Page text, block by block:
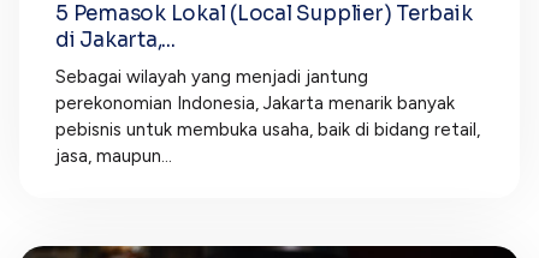
5 Pemasok Lokal (Local Supplier) Terbaik
di Jakarta,...
Sebagai wilayah yang menjadi jantung
perekonomian Indonesia, Jakarta menarik banyak
pebisnis untuk membuka usaha, baik di bidang retail,
jasa, maupun...